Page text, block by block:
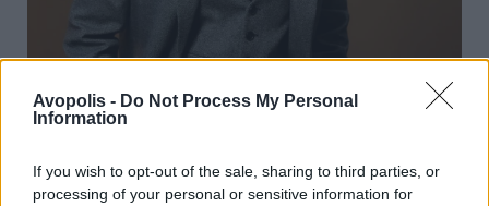
Avopolis - Do Not Process My Personal
Information
If you wish to opt-out of the sale, sharing to third parties, or
processing of your personal or sensitive information for
Ένα από τα πιο hyped (δικαίως) ονόματα στο